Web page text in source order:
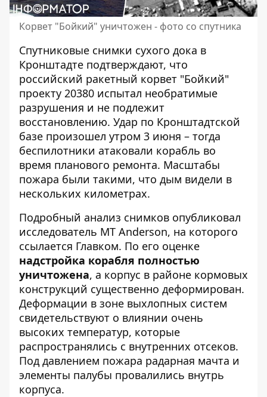
Корвет "Бойкий" уничтожен - фото со спутника
Спутниковые снимки сухого дока в
Кронштадте подтверждают, что
российский ракетный корвет "Бойкий"
проекту 20380 испытал необратимые
разрушения и не подлежит
восстановлению. Удар по Кронштадтской
базе произошел утром 3 июня – тогда
беспилотники атаковали корабль во
время планового ремонта. Масштабы
пожара были такими, что дым видели в
нескольких километрах.
Подробный анализ снимков опубликовал
исследователь MT Anderson, на которого
ссылается Главком. По его оценке
надстройка корабля полностью
уничтожена, а корпус в районе кормовых
конструкций существенно деформирован.
Деформации в зоне выхлопных систем
свидетельствуют о влиянии очень
высоких температур, которые
распространялись с внутренних отсеков.
Под давлением пожара радарная мачта и
элементы палубы провалились внутрь
корпуса.